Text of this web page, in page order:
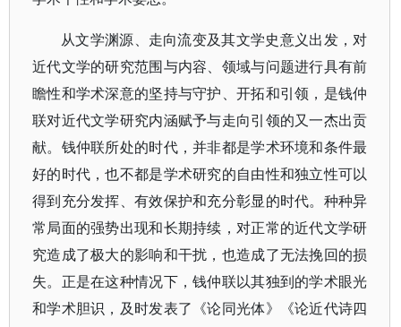
从文学渊源、走向流变及其文学史意义出发，对
近代文学的研究范围与内容、领域与问题进行具有前
瞻性和学术深意的坚持与守护、开拓和引领，是钱仲
联对近代文学研究内涵赋予与走向引领的又一杰出贡
献。钱仲联所处的时代，并非都是学术环境和条件最
好的时代，也不都是学术研究的自由性和独立性可以
得到充分发挥、有效保护和充分彰显的时代。种种异
常局面的强势出现和长期持续，对正常的近代文学研
究造成了极大的影响和干扰，也造成了无法挽回的损
失。正是在这种情况下，钱仲联以其独到的学术眼光
和学术胆识，及时发表了《论同光体》《论近代诗四